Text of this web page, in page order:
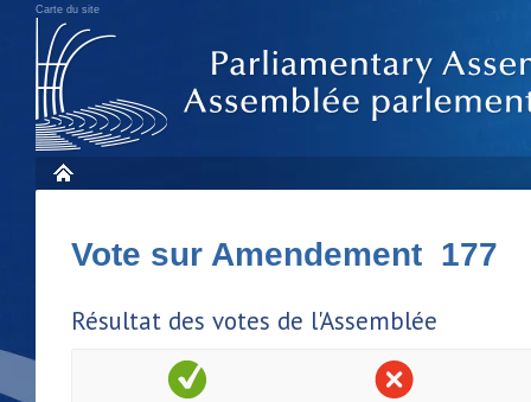
Carte du site
Vote sur Amendement 177
Résultat des votes de l'Assemblée